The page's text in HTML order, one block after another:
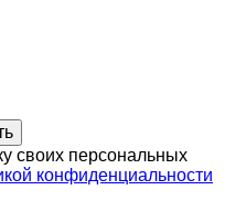
своих персональных
конфиденциальности